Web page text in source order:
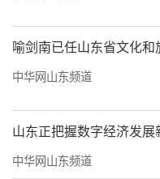
▲陶虹在达尔威公司的“最终
喻剑南已任山东省文化
中华网山东频道
山东正把握数字经济发
中华网山东频道